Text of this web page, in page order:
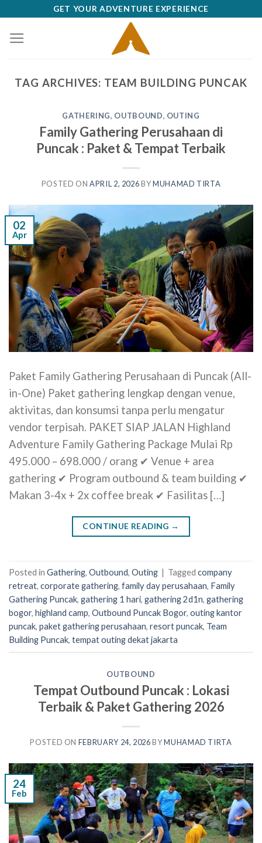
content
GET YOUR ADVENTURE EXPERIENCE
TAG ARCHIVES: TEAM BUILDING PUNCAK
GATHERING, OUTBOUND, OUTING
Family Gathering Perusahaan di
Puncak : Paket & Tempat Terbaik
POSTED ONAPRIL 2, 2026BYMUHAMAD TIRTA
02
Apr
Paket Family Gathering Perusahaan di Puncak (All-
in-One) Paket gathering lengkap dengan venue,
aktivitas, dan konsumsi tanpa perlu mengatur
vendor terpisah. PAKET SIAP JALAN Highland
Adventure Family Gathering Package Mulai Rp
495.000 – 698.000 / orang ✔ Venue + area
gathering ✔ Program outbound & team building ✔
Makan 3-4x + 2x coffee break ✔ Fasilitas […]
CONTINUE READING →
Posted in Gathering, Outbound, Outing | Tagged company
retreat, corporate gathering, family day perusahaan, Family
Gathering Puncak, gathering 1 hari, gathering 2d1n, gathering
bogor, highland camp, Outbound Puncak Bogor, outing kantor
puncak, paket gathering perusahaan, resort puncak, Team
Building Puncak, tempat outing dekat jakarta
OUTBOUND
Tempat Outbound Puncak : Lokasi
Terbaik & Paket Gathering 2026
POSTED ON FEBRUARY 24, 2026 BYMUHAMAD TIRTA
24
Feb